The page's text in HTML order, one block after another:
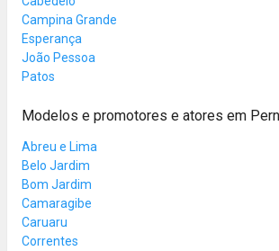
Campina Grande
Esperança
João Pessoa
Patos
Modelos e promotores e atores em
Abreu e Lima
Belo Jardim
Bom Jardim
Camaragibe
Caruaru
Correntes